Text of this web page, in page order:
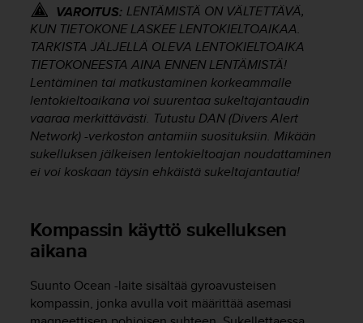
VAROITUS: LENTÄMISTÄ ON VÄLTETTÄVÄ,
KUN TIETOKONE LASKEE LENTOKIELTOAIKAA.
TARKISTA JÄLJELLÄ OLEVA LENTOKIELTOAIKA
TIETOKONEESTA AINA ENNEN LENTÄMISTÄ!
Lentäminen tai matkustaminen korkeammalle
lentokieltoaikana voi suurentaa sukeltajantaudin
vaaraa merkittävästi. Tutustu DAN (Divers Alert
Network) -verkoston antamiin suosituksiin. Mikään
sukelluksen jälkeisen lentokieltoajan noudattaminen
ei voi koskaan täysin ehkäistä sukeltajantautia!
Kompassin käyttö sukelluksen
aikana
Suunto Ocean -laite sisältää gyroavusteisen
kompassin, jonka avulla voit määrittää asemasi